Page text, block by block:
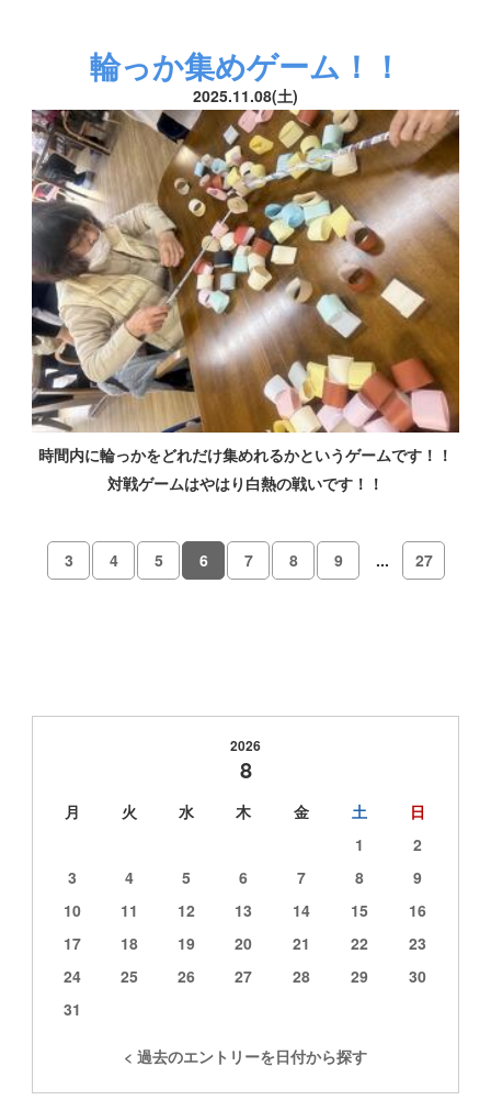
輪っか集めゲーム！！
2025.11.08(土)
時間内に輪っかをどれだけ集めれるかというゲームです！！
対戦ゲームはやはり白熱の戦いです！！
3 4 5 6 7 8 9 ... 27
2026
8
月 火 水 木 金 土
日
1
2
3
4 5 6 7 8
9
10
11 12 13 14 15
16
17
18 19 20 21 22
23
24
25 26 27 28 29
30
31
< 過去のエントリーを日付から探す